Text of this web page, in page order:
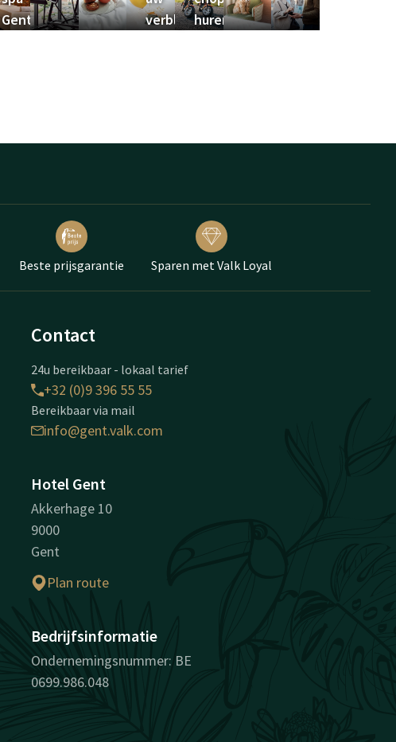
Gent
verblijf huren
Beste prijsgarantie Sparen met Valk Loyal
Contact
24u bereikbaar - lokaal tarief
+32 (0)9 396 55 55
Bereikbaar via mail
info@gent.valk.com
Hotel Gent
Akkerhage 10
9000
Gent
Plan route
Bedrijfsinformatie
Ondernemingsnummer: BE
0699.986.048